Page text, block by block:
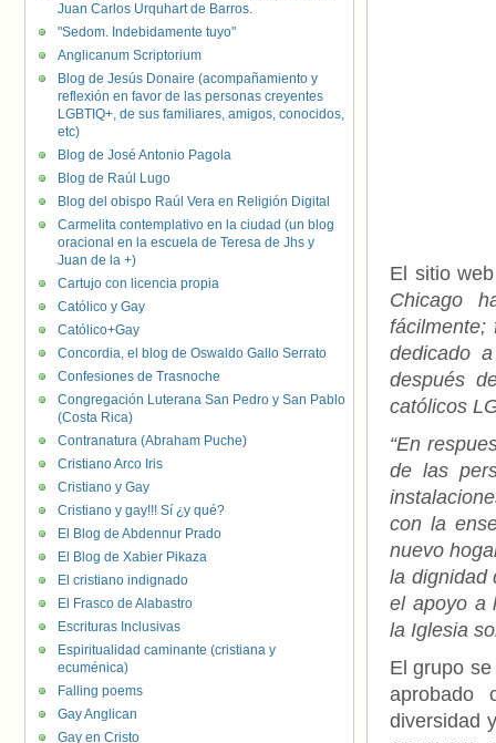
El sitio
Chicago
fácilmente;
dedicado
después
católicos
“En
de las
con la
nuevo
la dignidad
el apoyo a
la Iglesia
El grupo
aprobado
diversidad
Juan Carlos Urquhart de Barros.
"Sedom. Indebidamente tuyo"
Anglicanum Scriptorium
Blog de Jesús Donaire (acompañamiento y
reflexión en favor de las personas creyentes
LGBTIQ+, de sus familiares, amigos, conocidos,
etc)
Blog de José Antonio Pagola
Blog de Raúl Lugo
Blog del obispo Raúl Vera en Religión Digital
Carmelita contemplativo en la ciudad (un blog
oracional en la escuela de Teresa de Jhs y
Juan de la +)
Cartujo con licencia propia
Católico y Gay
Católico+Gay
Concordia, el blog de Oswaldo Gallo Serrato
Confesiones de Trasnoche
Congregación Luterana San Pedro y San Pablo
(Costa Rica)
Contranatura (Abraham Puche)
Cristiano Arco Iris
Cristiano y Gay
Cristiano y gay!!! Sí ¿y qué?
El Blog de Abdennur Prado
El Blog de Xabier Pikaza
El cristiano indignado
El Frasco de Alabastro
Escrituras Inclusivas
Espiritualidad caminante (cristiana y
ecuménica)
Falling poems
Gay Anglican
Gay en Cristo